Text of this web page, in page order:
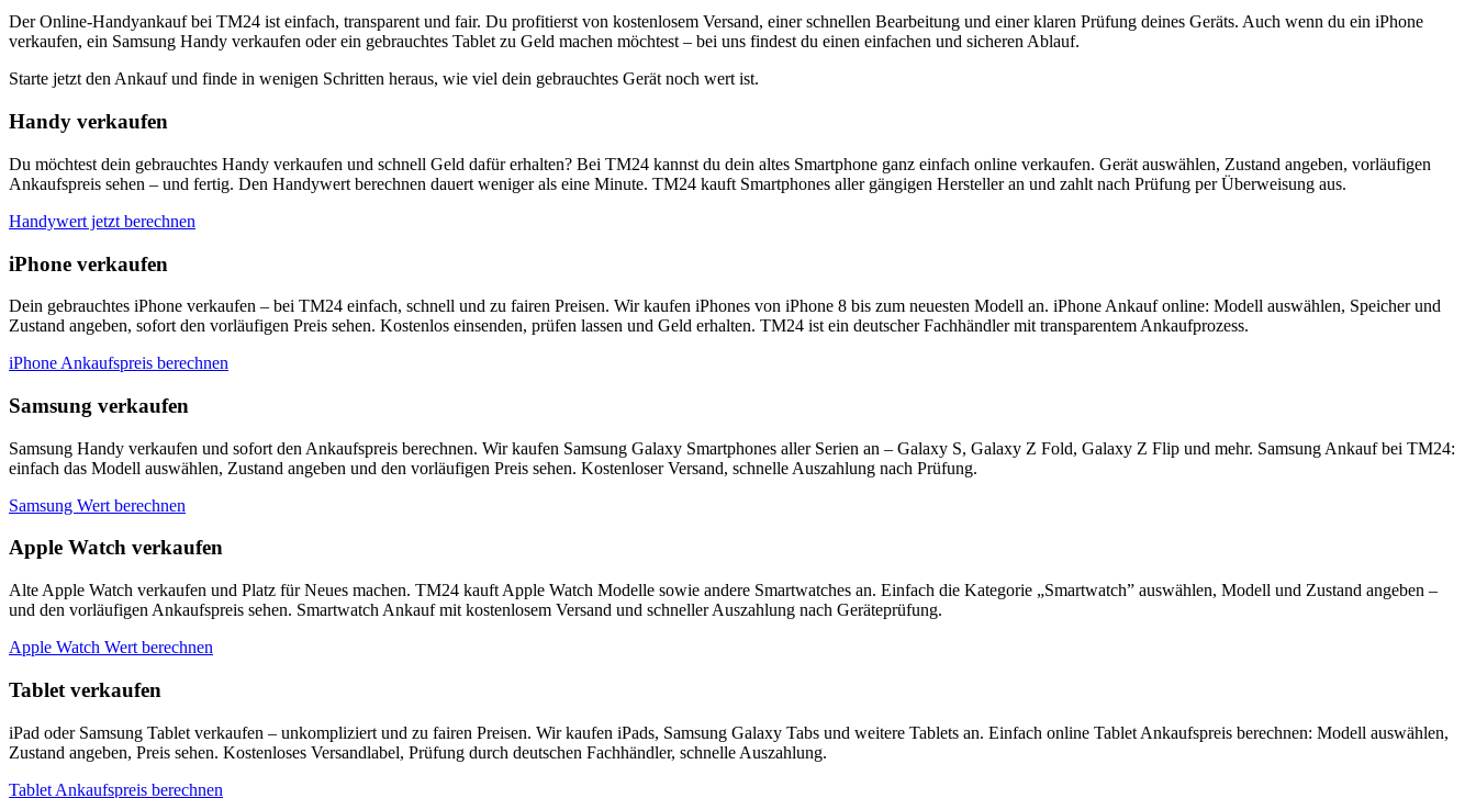
Der Online-Handyankauf bei TM24 ist einfach, transparent und fair. Du profitierst von kostenlosem Versand, einer schnellen Bearbeitung und einer klaren Prüfung deines Geräts. Auch wenn du ein iPhone
verkaufen, ein Samsung Handy verkaufen oder ein gebrauchtes Tablet zu Geld machen möchtest – bei uns findest du einen einfachen und sicheren Ablauf.
Starte jetzt den Ankauf und finde in wenigen Schritten heraus, wie viel dein gebrauchtes Gerät noch wert ist.
Handy verkaufen
Du möchtest dein gebrauchtes Handy verkaufen und schnell Geld dafür erhalten? Bei TM24 kannst du dein altes Smartphone ganz einfach online verkaufen. Gerät auswählen, Zustand angeben, vorläufigen
Ankaufspreis sehen – und fertig. Den Handywert berechnen dauert weniger als eine Minute. TM24 kauft Smartphones aller gängigen Hersteller an und zahlt nach Prüfung per Überweisung aus.
Handywert jetzt berechnen
iPhone verkaufen
Dein gebrauchtes iPhone verkaufen – bei TM24 einfach, schnell und zu fairen Preisen. Wir kaufen iPhones von iPhone 8 bis zum neuesten Modell an. iPhone Ankauf online: Modell auswählen, Speicher und
Zustand angeben, sofort den vorläufigen Preis sehen. Kostenlos einsenden, prüfen lassen und Geld erhalten. TM24 ist ein deutscher Fachhändler mit transparentem Ankaufprozess.
iPhone Ankaufspreis berechnen
Samsung verkaufen
Samsung Handy verkaufen und sofort den Ankaufspreis berechnen. Wir kaufen Samsung Galaxy Smartphones aller Serien an – Galaxy S, Galaxy Z Fold, Galaxy Z Flip und mehr. Samsung Ankauf bei TM24:
einfach das Modell auswählen, Zustand angeben und den vorläufigen Preis sehen. Kostenloser Versand, schnelle Auszahlung nach Prüfung.
Samsung Wert berechnen
Apple Watch verkaufen
Alte Apple Watch verkaufen und Platz für Neues machen. TM24 kauft Apple Watch Modelle sowie andere Smartwatches an. Einfach die Kategorie „Smartwatch” auswählen, Modell und Zustand angeben –
und den vorläufigen Ankaufspreis sehen. Smartwatch Ankauf mit kostenlosem Versand und schneller Auszahlung nach Geräteprüfung.
Apple Watch Wert berechnen
Tablet verkaufen
iPad oder Samsung Tablet verkaufen – unkompliziert und zu fairen Preisen. Wir kaufen iPads, Samsung Galaxy Tabs und weitere Tablets an. Einfach online Tablet Ankaufspreis berechnen: Modell auswählen,
Zustand angeben, Preis sehen. Kostenloses Versandlabel, Prüfung durch deutschen Fachhändler, schnelle Auszahlung.
Tablet Ankaufspreis berechnen